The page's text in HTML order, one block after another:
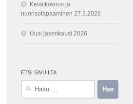
Kevätkokous ja
nuorisotapaaminen 27.3.2026
Uusi jäsenkausi 2026
ETSI SIVUILTA